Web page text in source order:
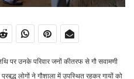
पर उनके परिवार जनों कीतरफ से गौ सवामणी
लोगों ने गौशाला में उपस्थित रहकर गायों को